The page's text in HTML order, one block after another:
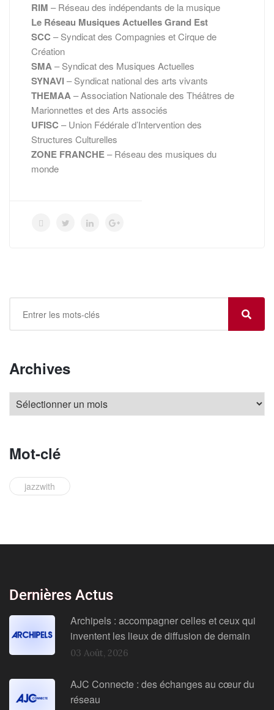
RIM – Réseau des indépendants de la musique
Le Réseau Musiques Actuelles Grand Est
SCC – Syndicat des Compagnies et Cirque de
Création
SMA– Syndicat des Musiques Actuelles
SYNAVI– Syndicat national des arts vivants
THEMAA– Association Nationale des Théâtres de
Marionnettes et des Arts associés
UFISC – Union Fédérale d’Intervention des
Structures Culturelles
ZONE FRANCHE– Réseau des musiques du
monde
Archives
Mot-clé
jazzwith
Dernières Actus
Archipels : accompagner celles et ceux qui
inventent les lieux de diffusion de demain
03 Août, 2026
AJC Connecte : des échanges au cœur du
réseau